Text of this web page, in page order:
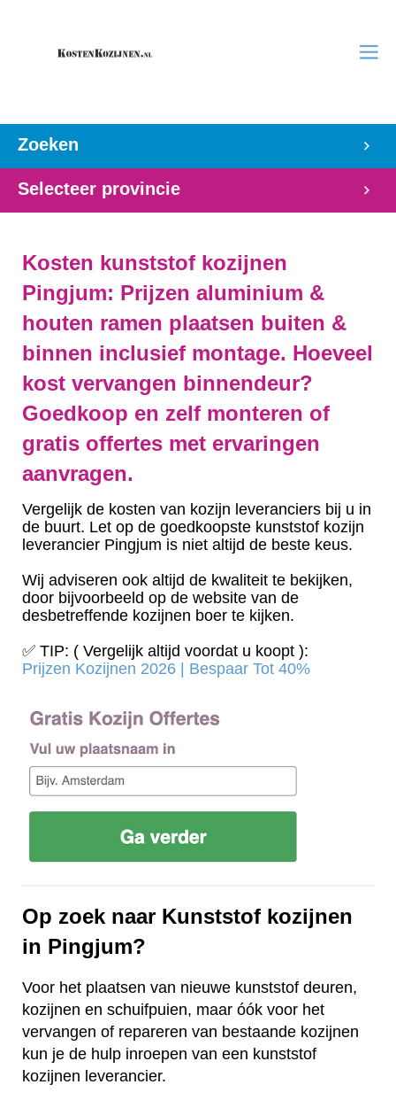
Zoeken
Selecteer provincie
Kosten kunststof kozijnen
Pingjum: Prijzen aluminium &
houten ramen plaatsen buiten &
binnen inclusief montage. Hoeveel
kost vervangen binnendeur?
Goedkoop en zelf monteren of
gratis offertes met ervaringen
aanvragen.
Vergelijk de kosten van kozijn leveranciers bij u in
de buurt. Let op de goedkoopste kunststof kozijn
leverancier Pingjum is niet altijd de beste keus.
Wij adviseren ook altijd de kwaliteit te bekijken,
door bijvoorbeeld op de website van de
desbetreffende kozijnen boer te kijken.
✅ TIP: ( Vergelijk altijd voordat u koopt ):
Prijzen Kozijnen 2026 | Bespaar Tot 40%‎
Op zoek naar Kunststof kozijnen
in Pingjum?
Voor het plaatsen van nieuwe kunststof deuren,
kozijnen en schuifpuien, maar óók voor het
vervangen of repareren van bestaande kozijnen
kun je de hulp inroepen van een kunststof
kozijnen leverancier.